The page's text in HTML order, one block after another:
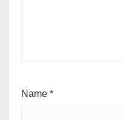
Name *